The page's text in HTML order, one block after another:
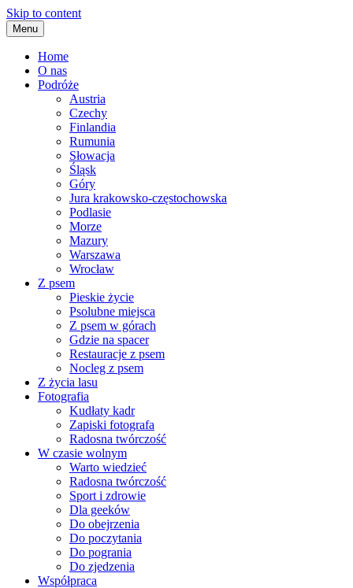
Skip to content
Menu
Home
O nas
Podróże
Austria
Czechy
Finlandia
Rumunia
Słowacja
Śląsk
Góry
Jura krakowsko-częstochowska
Podlasie
Morze
Mazury
Warszawa
Wrocław
Z psem
Pieskie życie
Psolubne miejsca
Z psem w górach
Gdzie na spacer
Restauracje z psem
Nocleg z psem
Z życia lasu
Fotografia
Kudłaty kadr
Zapiski fotografa
Radosna twórczość
W czasie wolnym
Warto wiedzieć
Radosna twórczość
Sport i zdrowie
Dla geeków
Do obejrzenia
Do poczytania
Do pogrania
Do zjedzenia
Współpraca